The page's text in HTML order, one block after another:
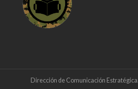
Dirección de Comunicación